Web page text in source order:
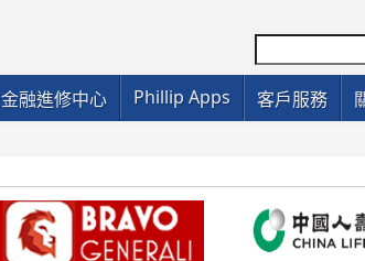
金融進修中心 Phillip Apps 客戶服務